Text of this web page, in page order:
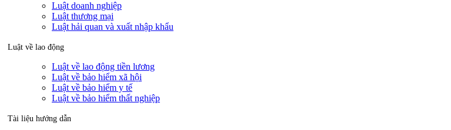
Luật doanh nghiệp
Luật thương mại
Luật hải quan và xuất nhập khẩu
Luật về lao động
Luật về lao động tiền lương
Luật về bảo hiểm xã hội
Luật về bảo hiểm y tế
Luật về bảo hiểm thất nghiệp
Tài liệu hướng dẫn